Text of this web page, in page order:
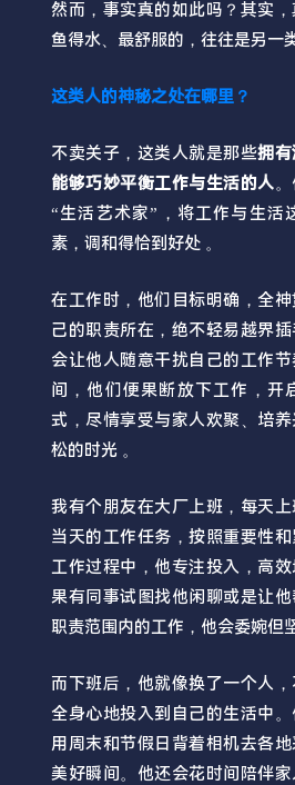
然而，事实真的如此吗？其实
鱼得水、最舒服的，往往是另一
这类人的神秘之处在哪里？
不卖关子，这类人就是那些拥有
能够巧妙平衡工作与生活的人
“生活艺术家”，将工作与生活
素，调和得恰到好处 。
在工作时，他们目标明确，全
己的职责所在，绝不轻易越界
会让他人随意干扰自己的工作
间，他们便果断放下工作，开
式，尽情享受与家人欢聚、培
松的时光 。
我有个朋友在大厂上班，每天
当天的工作任务，按照重要性和
工作过程中，他专注投入，高
果有同事试图找他闲聊或是让
职责范围内的工作，他会委婉但
而下班后，他就像换了一个人
全身心地投入到自己的生活中
用周末和节假日背着相机去各
美好瞬间。他还会花时间陪伴